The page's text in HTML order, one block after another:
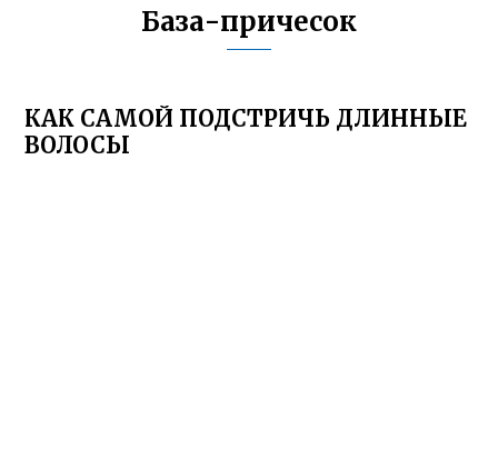
База-причесок
КАК САМОЙ ПОДСТРИЧЬ ДЛИННЫЕ
ВОЛОСЫ